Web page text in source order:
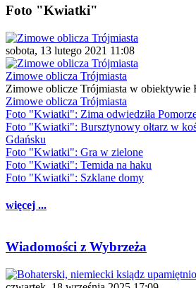
Foto "Kwiatki"
sobota, 13 lutego 2021 11:08
Zimowe oblicza Trójmiasta
Zimowe oblicze Trójmiasta w obiektywie
Zimowe oblicza Trójmiasta
Foto "Kwiatki": Zima odwiedziła
Foto "Kwiatki": Bursztynowy ołtarz w
Gdańsku
Foto "Kwiatki": Gra w zielone
Foto "Kwiatki": Temida na haku
Foto "Kwiatki": Szklane domy
więcej ...
Wiadomości z Wybrzeża